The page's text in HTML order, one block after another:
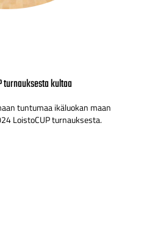
turnauksesta kultaa
tuntumaa ikäluokan maan
LoistoCUP turnauksesta.